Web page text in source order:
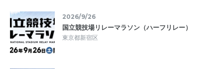
2026/9/26
国立競技場リレーマラソン（ハーフリレー）
東京都新宿区